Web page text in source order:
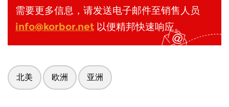
需要更多信息，请发送电子邮件至销售人员
info@korbor.net 以便精邦快速响应。
北美 欧洲 亚洲